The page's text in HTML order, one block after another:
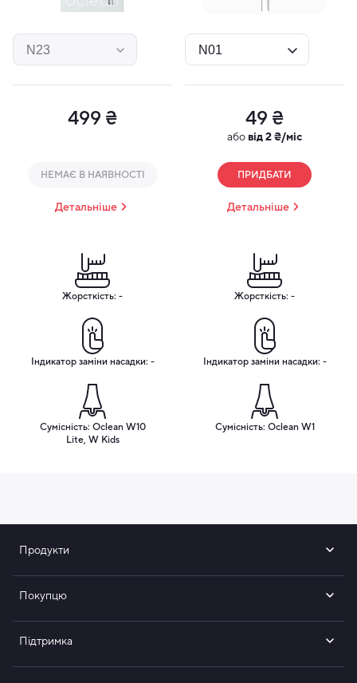
499 ₴
НЕМАЄ В НАЯВНОСТІ
Детальніше
Жорсткість: -
Індикатор заміни насадки: -
Сумісність: Oclean W10
Lite, W Kids
49 ₴
або від 2 ₴/міс
ПРИДБАТИ
Детальніше
Жорсткість: -
Індикатор заміни насадки: -
Сумісність: Oclean W1
Продукти
Покупцю
Підтримка